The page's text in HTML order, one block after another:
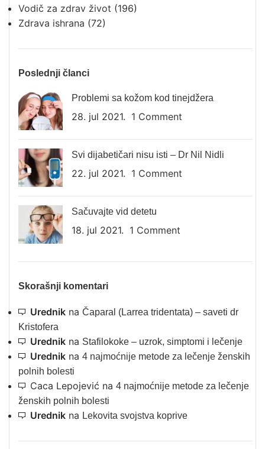
Vodič za zdrav život (196)
Zdrava ishrana (72)
Poslednji članci
Problemi sa kožom kod tinejdžera
28. jul 2021. 1 Comment
Svi dijabetičari nisu isti – Dr Nil Nidli
22. jul 2021. 1 Comment
Sačuvajte vid detetu
18. jul 2021. 1 Comment
Skorašnji komentari
Urednik na Čaparal (Larrea tridentata) – saveti dr
Kristofera
Urednik na Stafilokoke – uzrok, simptomi i lečenje
Urednik na 4 najmoćnije metode za lečenje ženskih
polnih bolesti
Caca Lepojević na 4 najmoćnije metode za lečenje
ženskih polnih bolesti
Urednik na Lekovita svojstva koprive